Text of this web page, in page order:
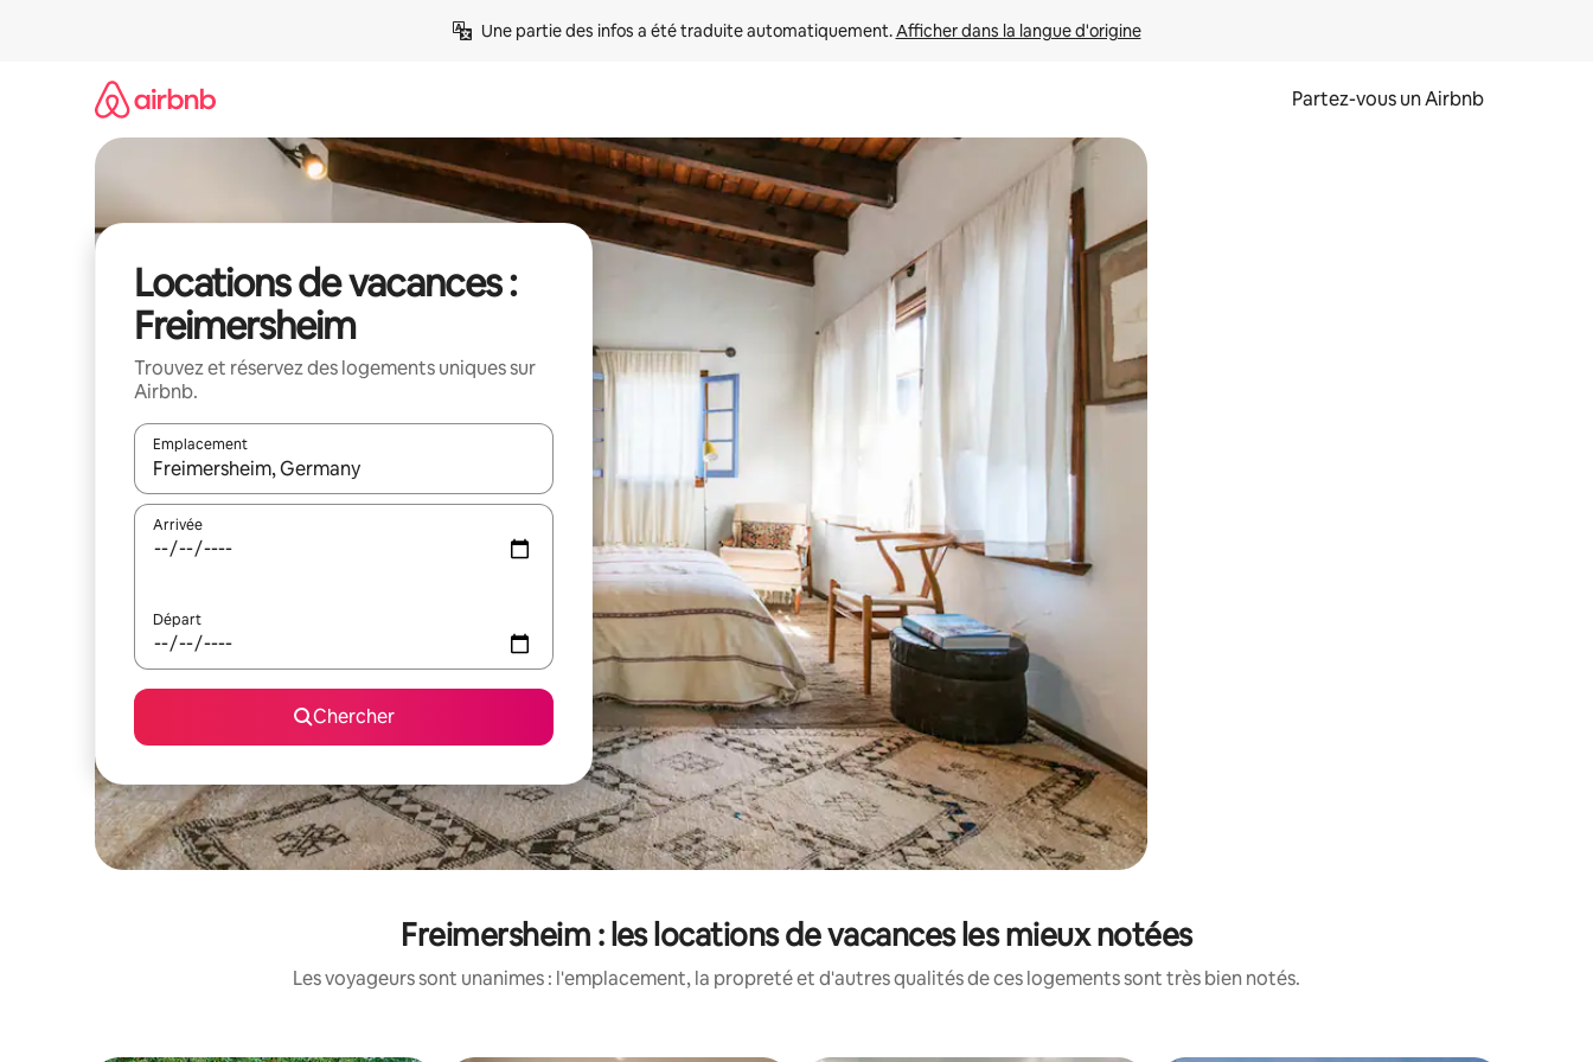
Une partie des infos a été traduite automatiquement. Afficher dans la langue d'origine
Partez-vous un Airbnb
Locations de vacances :
Freimersheim
Trouvez et réservez des logements uniques sur
Airbnb.
Emplacement
Quand les résultats sont affichés, parcourez-les en utilisant les flèches vers le haut et vers le bas, ou en appuyant dessus et en les faisant glisser.
Arrivée
Départ
Chercher
Freimersheim : les locations de vacances les mieux notées
Les voyageurs sont unanimes : l'emplacement, la propreté et d'autres qualités de ces logements sont très bien notés.